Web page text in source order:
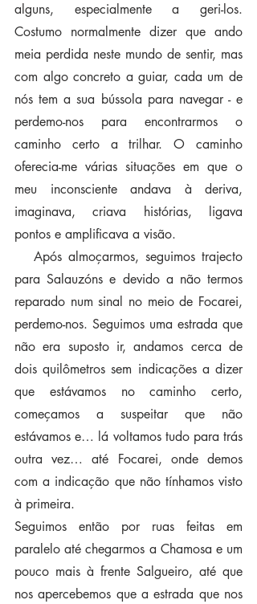
alguns, especialmente a geri-los.
Costumo normalmente dizer que ando
meia perdida neste mundo de sentir, mas
com algo concreto a guiar, cada um de
nós tem a sua bússola para navegar - e
perdemo-nos para encontrarmos o
caminho certo a trilhar. O caminho
oferecia-me várias situações em que o
meu inconsciente andava à deriva,
imaginava, criava histórias, ligava
pontos e amplificava a visão.
para Salauzóns e devido a não termos
reparado num sinal no meio de Focarei,
perdemo-nos. Seguimos uma estrada que
não era suposto ir, andamos cerca de
dois quilômetros sem indicações a dizer
que estávamos no caminho certo,
começamos a suspeitar que não
estávamos e… lá voltamos tudo para trás
outra vez… até Focarei, onde demos
com a indicação que não tínhamos visto
à primeira.
Seguimos então por ruas feitas em
paralelo até chegarmos a Chamosa e um
pouco mais à frente Salgueiro, até que
nos apercebemos que a estrada que nos